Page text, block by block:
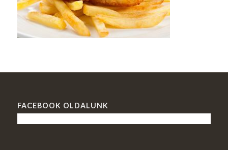
FACEBOOK OLDALUNK